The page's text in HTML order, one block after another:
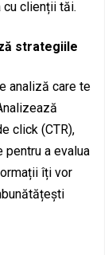
clienții tăi.
strategiile
analiză care te
click (CTR),
pentru a evalua
îți vor